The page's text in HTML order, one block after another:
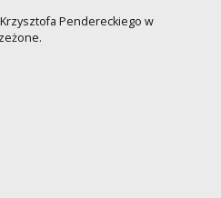
Pendereckiego w